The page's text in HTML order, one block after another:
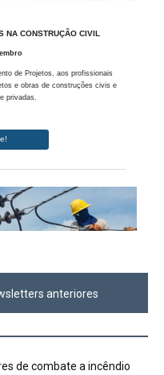
anteriores
de combate a incêndio